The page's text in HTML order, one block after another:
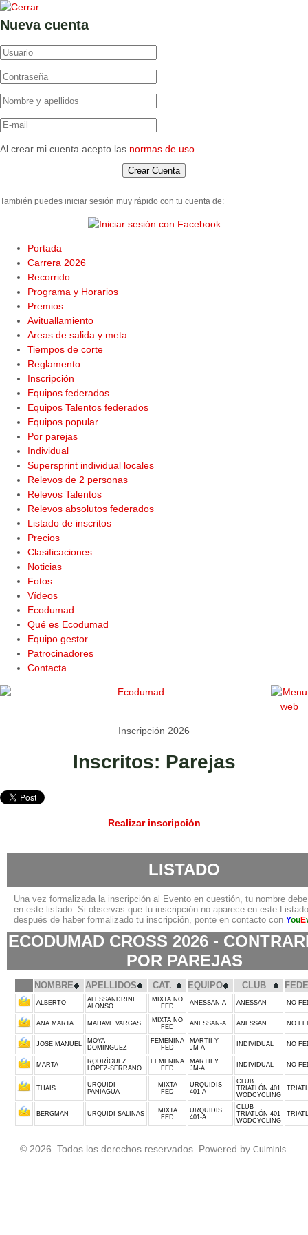
Nueva cuenta
Al crear mi cuenta acepto las normas de uso
También puedes iniciar sesión muy rápido con tu cuenta de:
Portada
Carrera 2026
Recorrido
Programa y Horarios
Premios
Avituallamiento
Areas de salida y meta
Tiempos de corte
Reglamento
Inscripción
Equipos federados
Equipos Talentos federados
Equipos popular
Por parejas
Individual
Supersprint individual locales
Relevos de 2 personas
Relevos Talentos
Relevos absolutos federados
Listado de inscritos
Precios
Clasificaciones
Noticias
Fotos
Vídeos
Ecodumad
Qué es Ecodumad
Equipo gestor
Patrocinadores
Contacta
Inscripción 2026
Inscritos: Parejas
Realizar inscripción